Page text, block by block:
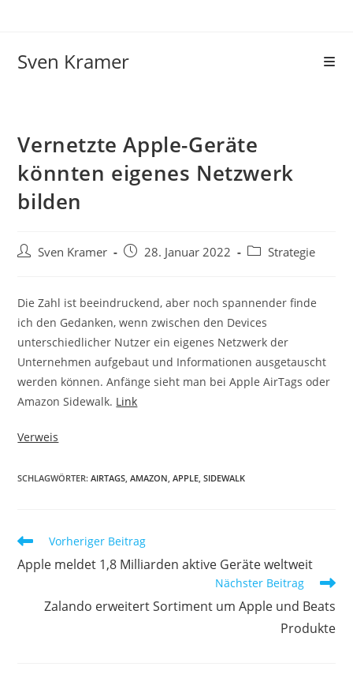
Sven Kramer
Vernetzte Apple-Geräte
könnten eigenes Netzwerk
bilden
Sven Kramer 28. Januar 2022 Strategie
Die Zahl ist beeindruckend, aber noch spannender finde
ich den Gedanken, wenn zwischen den Devices
unterschiedlicher Nutzer ein eigenes Netzwerk der
Unternehmen aufgebaut und Informationen ausgetauscht
werden können. Anfänge sieht man bei Apple AirTags oder
Amazon Sidewalk. Link
Verweis
SCHLAGWÖRTER:AIRTAGS, AMAZON, APPLE, SIDEWALK
Vorheriger Beitrag
Apple meldet 1,8 Milliarden aktive Geräte weltweit
Nächster Beitrag
Zalando erweitert Sortiment um Apple und Beats
Produkte